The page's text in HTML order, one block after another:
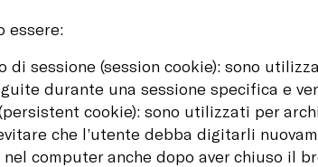
essere:
di sessione (session cookie): sono
durante una sessione specifica e
cookie): sono utilizzati per
che l’utente debba digitarli
computer anche dopo aver chiuso il